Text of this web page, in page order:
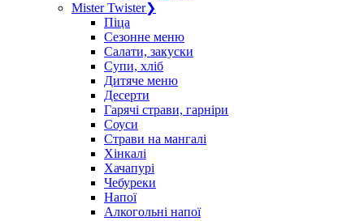
Mister Twister❯
Піца
Сезонне меню
Салати, закуски
Супи, хліб
Дитяче меню
Десерти
Гарячі страви, гарніри
Соуси
Страви на мангалі
Хінкалі
Хачапурі
Чебуреки
Напої
Алкогольні напої